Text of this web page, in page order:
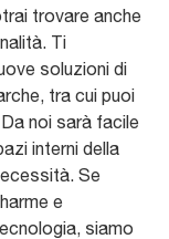
trovare anche
Ti
soluzioni di
tra cui puoi
. Da noi sarà facile
interni della
Se
e
siamo